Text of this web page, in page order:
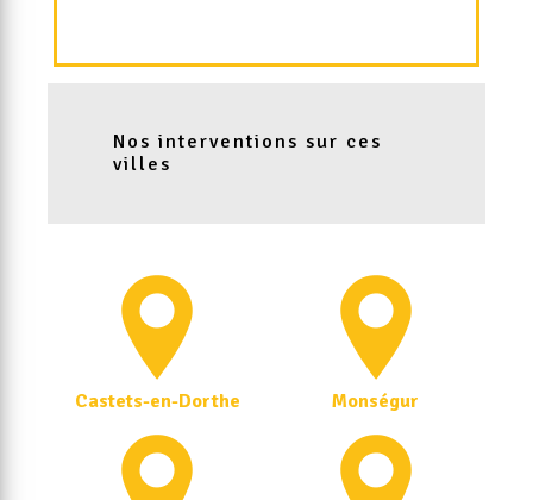
Nos interventions sur ces
villes
Castets-en-Dorthe Monségur